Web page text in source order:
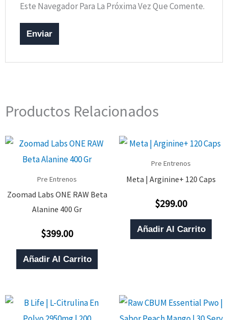
Este Navegador Para La Próxima Vez Que Comente.
Productos Relacionados
Pre Entrenos
Zoomad Labs ONE RAW Beta
Alanine 400 Gr
Valorado
0
De
5
$399.00
Añadir Al Carrito
Pre Entrenos
Meta | Arginine+ 120 Caps
Valorado
0
De
5
$299.00
Añadir Al Carrito